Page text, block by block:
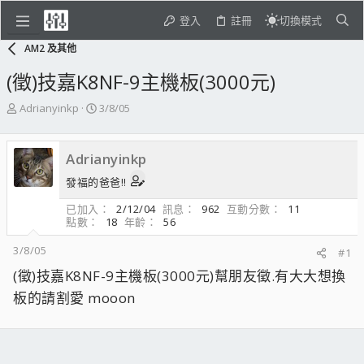
登入 註冊 切換模式
AM2 及其他
(徵)技嘉K8NF-9主機板(3000元)
主
發
起
人
Adrianyinkp
開
日
期
3/8/05
Adrianyinkp
發福的爸爸!!
已加入
2/12/04 訊息 962 互動分數
11
點數
18 年齡
56
3/8/05
#1
(徵)技嘉K8NF-9主機板(3000元)幫朋友徵.有大大想換
板的請割愛 mooon